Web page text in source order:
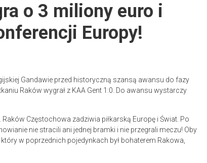
o 3 miliony euro i
Europy!
Gandawie przed historyczną szansą awansu do fazy
Raków wygrał z KAA Gent 1:0. Do awansu wystarczy
Częstochowa zadziwia piłkarską Europę i Świat. Po
nie stracili ani jednej bramki i nie przegrali meczu! Oby
w poprzednich pojedynkach był bohaterem Rakowa,